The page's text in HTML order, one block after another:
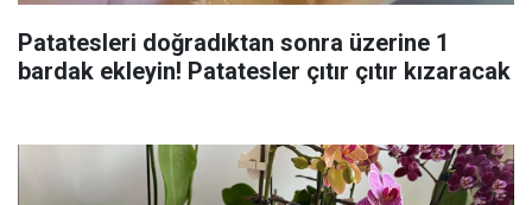
Patatesleri doğradıktan sonra üzerine 1
bardak ekleyin! Patatesler çıtır çıtır kızaracak